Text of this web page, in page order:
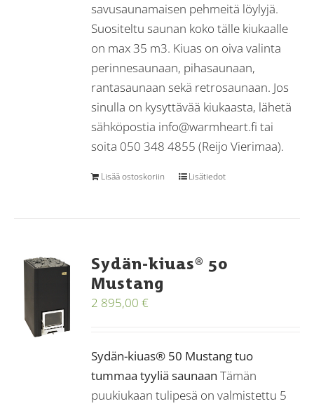
savusaunamaisen pehmeitä löylyjä.
Suositeltu saunan koko tälle kiukaalle
on max 35 m3. Kiuas on oiva valinta
perinnesaunaan, pihasaunaan,
rantasaunaan sekä retrosaunaan. Jos
sinulla on kysyttävää kiukaasta, lähetä
sähköpostia info@warmheart.fi tai
soita 050 348 4855 (Reijo Vierimaa).
Lisää ostoskoriin Lisätiedot
Sydän-kiuas® 50
Mustang
2 895,00€
Sydän-kiuas® 50 Mustang tuo
tummaa tyyliä saunaan Tämän
puukiukaan tulipesä on valmistettu 5